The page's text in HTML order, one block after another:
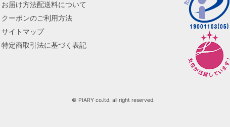
お届け方法配送料について
クーポンのご利用方法
サイトマップ
特定商取引法に基づく表記
© PIARY co.ltd. all right reserved.